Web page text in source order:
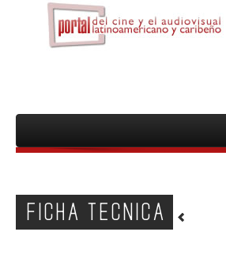
INICIO
PELICULAS
FICHA TECNICA